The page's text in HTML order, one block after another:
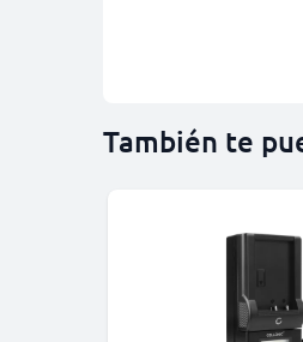
También te